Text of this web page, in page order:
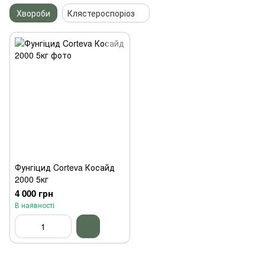
Хвороби
Клястероспоріоз
Фунгіцид Corteva Косайд
2000 5кг
4 000 грн
В наявності